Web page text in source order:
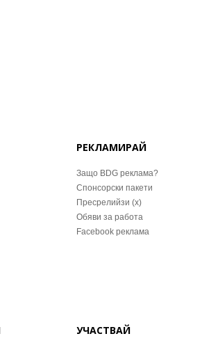
РЕКЛАМИРАЙ
Защо BDG реклама?
Спонсорски пакети
Пресрелийзи (x)
Обяви за работа
Facebook реклама
УЧАСТВАЙ